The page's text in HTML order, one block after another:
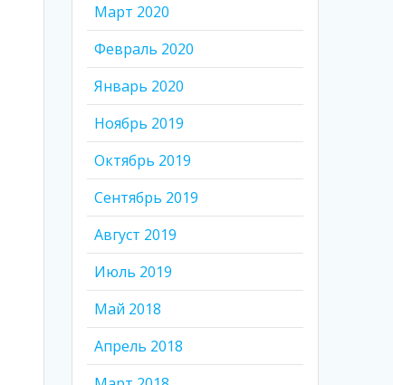
Март 2020
Февраль 2020
Январь 2020
Ноябрь 2019
Октябрь 2019
Сентябрь 2019
Август 2019
Июль 2019
Май 2018
Апрель 2018